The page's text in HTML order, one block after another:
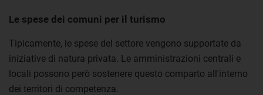
Le spese dei comuni per il turismo
Tipicamente, le spese del settore vengono supportate da
iniziative di natura privata. Le amministrazioni centrali e
locali possono però sostenere questo comparto all'interno
dei territori di competenza.